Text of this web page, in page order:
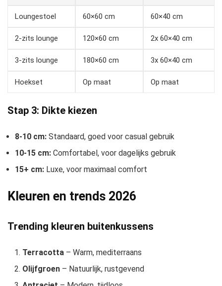
Loungestoel 60×60 cm 60×40 cm
2-zits lounge 120×60 cm 2x 60×40 cm
3-zits lounge 180×60 cm 3x 60×40 cm
Hoekset Op maat Op maat
Stap 3: Dikte kiezen
8-10 cm: Standaard, goed voor casual gebruik
10-15 cm: Comfortabel, voor dagelijks gebruik
15+ cm: Luxe, voor maximaal comfort
Kleuren en trends 2026
Trending kleuren buitenkussens
Terracotta – Warm, mediterraans
Olijfgroen – Natuurlijk, rustgevend